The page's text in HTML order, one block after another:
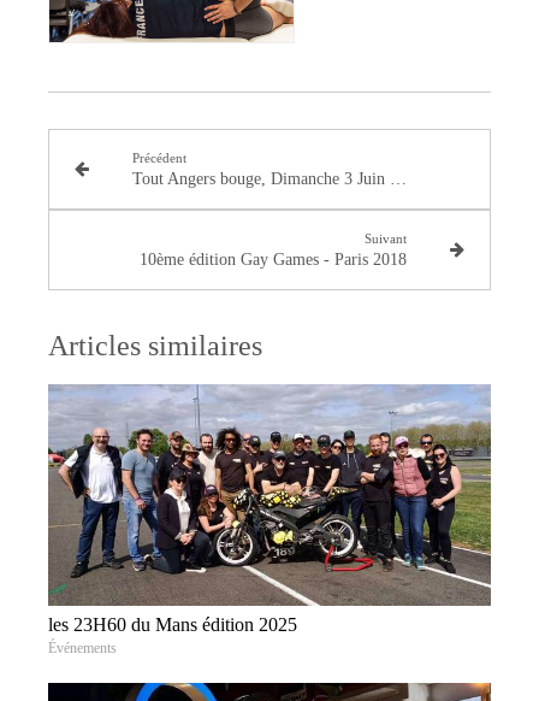
Précédent
Tout Angers bouge, Dimanche 3 Juin 2018.
Suivant
10ème édition Gay Games - Paris 2018
Articles similaires
les 23H60 du Mans édition 2025
Événements